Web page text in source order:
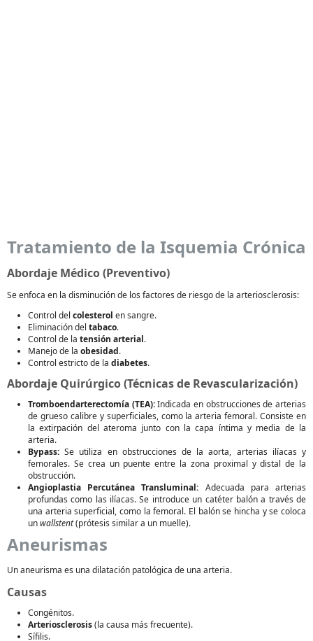
Tratamiento de la Isquemia Crónica
Abordaje Médico (Preventivo)
Se enfoca en la disminución de los factores de riesgo de la arteriosclerosis:
Control del colesterol en sangre.
Eliminación del tabaco.
Control de la tensión arterial.
Manejo de la obesidad.
Control estricto de la diabetes.
Abordaje Quirúrgico (Técnicas de Revascularización)
Tromboendarterectomía (TEA):Indicada en obstrucciones de arterias
de grueso calibre y superficiales, como la arteria femoral. Consiste en
la extirpación del ateroma junto con la capa íntima y media de la
arteria.
Bypass: Se utiliza en obstrucciones de la aorta, arterias ilíacas y
femorales. Se crea un puente entre la zona proximal y distal de la
obstrucción.
Angioplastia Percutánea Transluminal: Adecuada para arterias
profundas como las ilíacas. Se introduce un catéter balón a través de
una arteria superficial, como la femoral. El balón se hincha y se coloca
unwallstent(prótesis similar a un muelle).
Aneurismas
Un aneurisma es una dilatación patológica de una arteria.
Causas
Congénitos.
Arteriosclerosis(la causa más frecuente).
Sífilis.